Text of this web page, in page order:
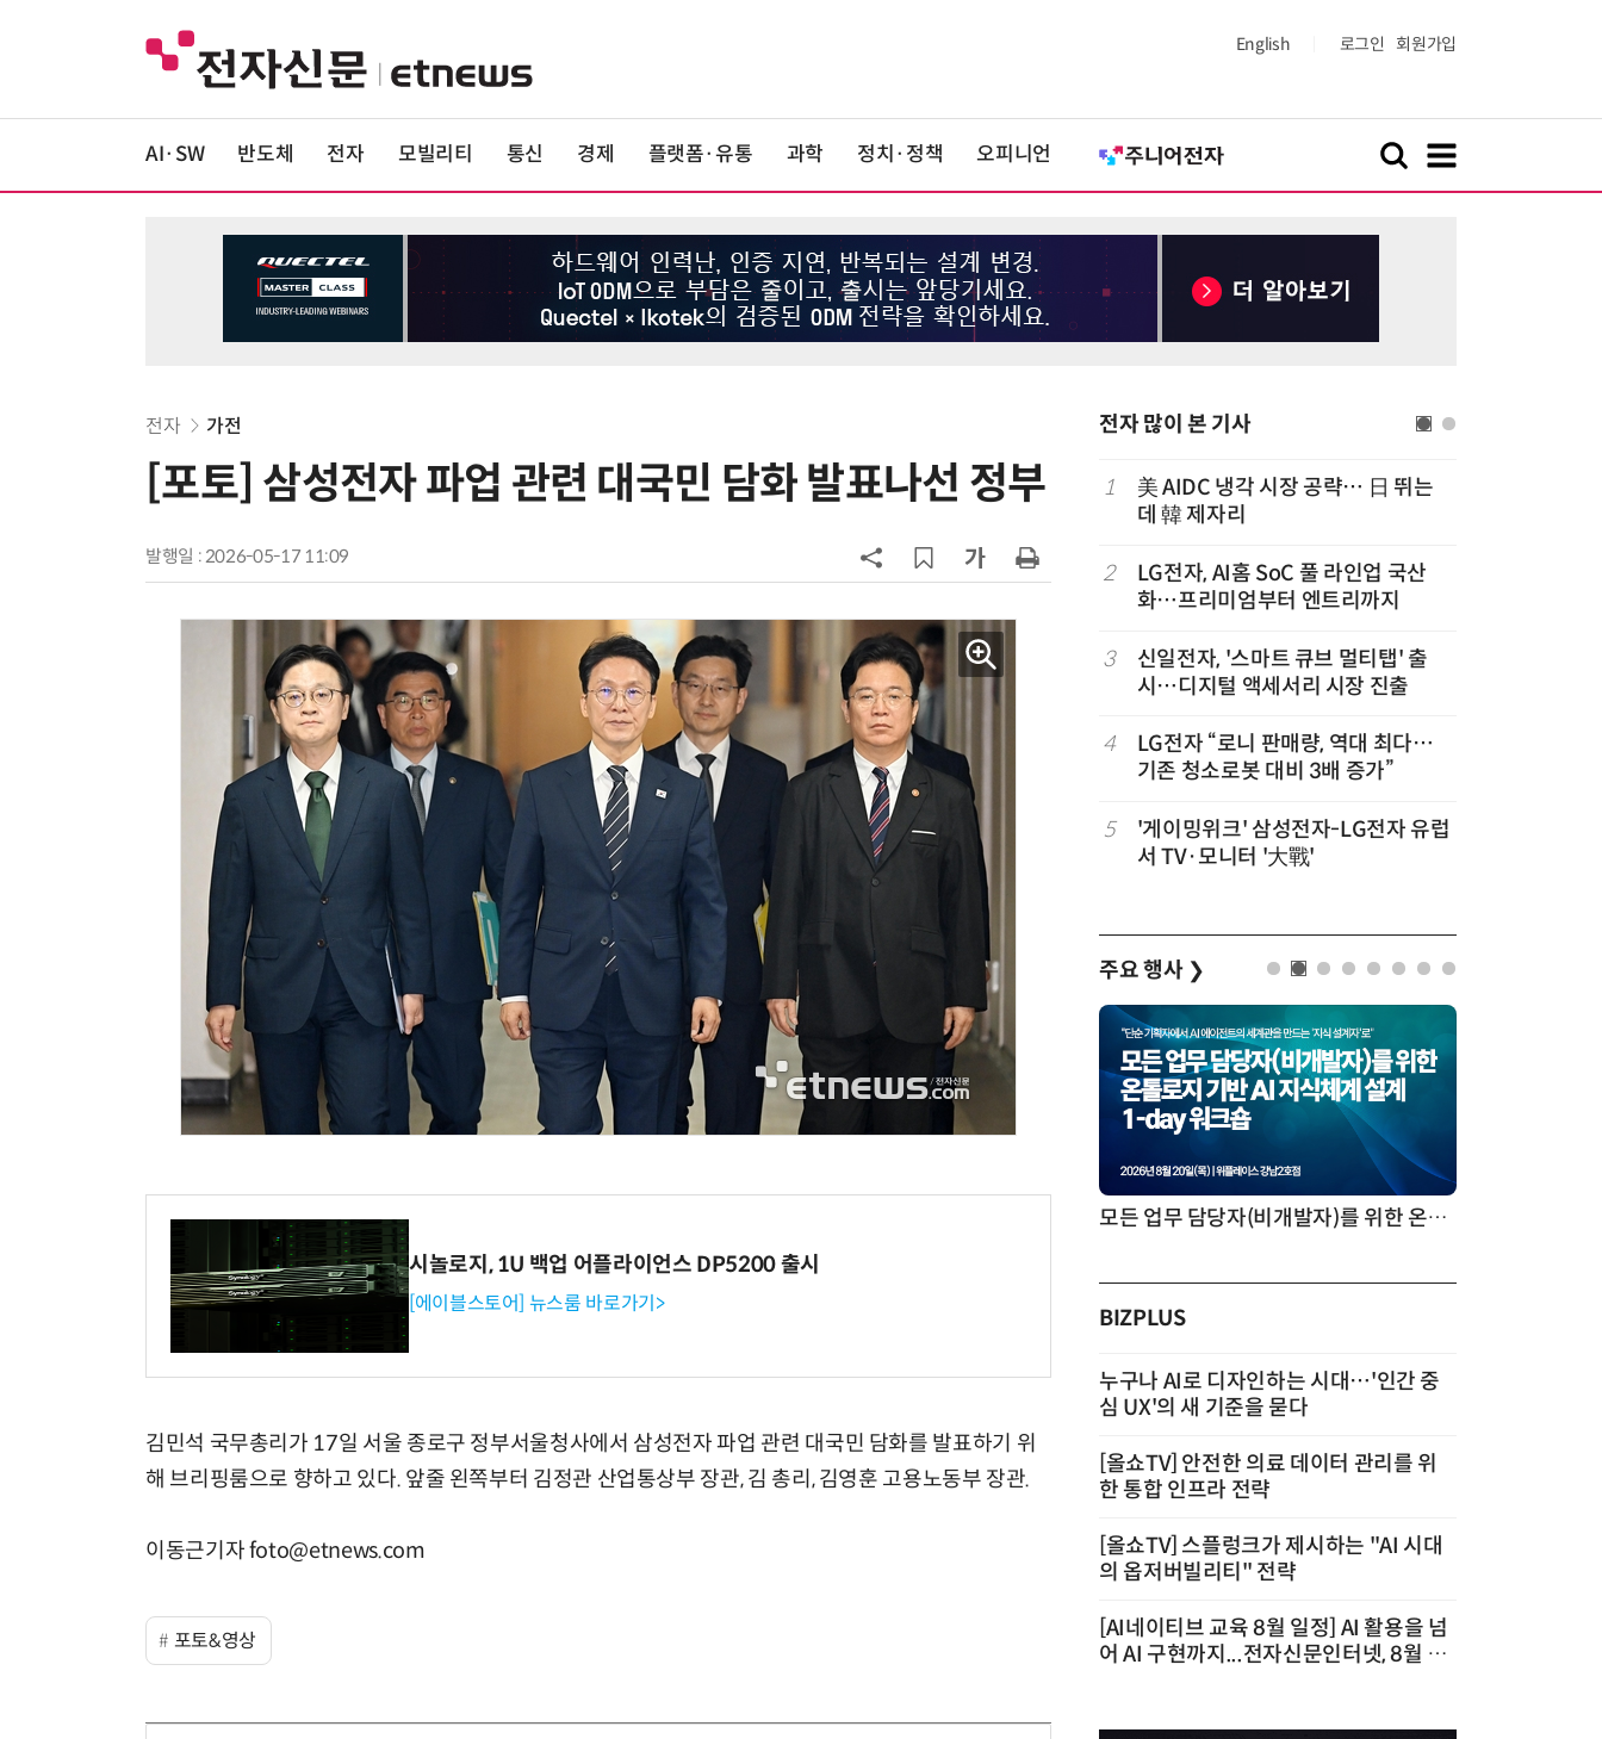
English 로그인 회원가입
AI·SW 반도체 전자 모빌리티 통신 경제 플랫폼·유통 과학 정치·정책 오피니언
전자 가전
[포토] 삼성전자 파업 관련 대국민 담화 발표나선 정부
발행일 : 2026-05-17 11:09
시놀로지, 1U 백업 어플라이언스 DP5200 출시
[에이블스토어] 뉴스룸 바로가기>
김민석 국무총리가 17일 서울 종로구 정부서울청사에서 삼성전자 파업 관련 대국민 담화를 발표하기 위
해 브리핑룸으로 향하고 있다. 앞줄 왼쪽부터 김정관 산업통상부 장관, 김 총리, 김영훈 고용노동부 장관.
이동근기자 foto@etnews.com
포토&영상
전자 많이 본 기사
6
LG 엑사원, 中企 제조현장 '전파'…
'상업용 디스플레이 빌려쓴다' …LG
8
“상장폐지 막아라”…중소 가전 기업,
주가 부양 '총력전'
9
구광모 LG 회장, 내주 美 실리콘밸리
서 젠슨 황 재회동
[사설] 美 AIDC 냉각 시장, 우리도 현
1
美 AIDC 냉각 시장 공략… 日 뛰는
데 韓 제자리
2
LG전자, AI홈 SoC 풀 라인업 국산
화…프리미엄부터 엔트리까지
3
신일전자, '스마트 큐브 멀티탭' 출
시…디지털 액세서리 시장 진출
4
LG전자 “로니 판매량, 역대 최다…
기존 청소로봇 대비 3배 증가”
5
'게이밍위크' 삼성전자-LG전자 유럽
서 TV·모니터 '大戰'
주요 행사 ❯
모든 업무 담당자(비개발자)를 위한 온톨로지 기반 AI 지식체계 설계 1-day 워크숍
BIZPLUS
누구나 AI로 디자인하는 시대…'인간 중
심 UX'의 새 기준을 묻다
[올쇼TV] 안전한 의료 데이터 관리를 위
한 통합 인프라 전략
[올쇼TV] 스플렁크가 제시하는 "AI 시대
의 옵저버빌리티" 전략
[AI네이티브 교육 8월 일정] AI 활용을 넘
어 AI 구현까지...전자신문인터넷, 8월 실